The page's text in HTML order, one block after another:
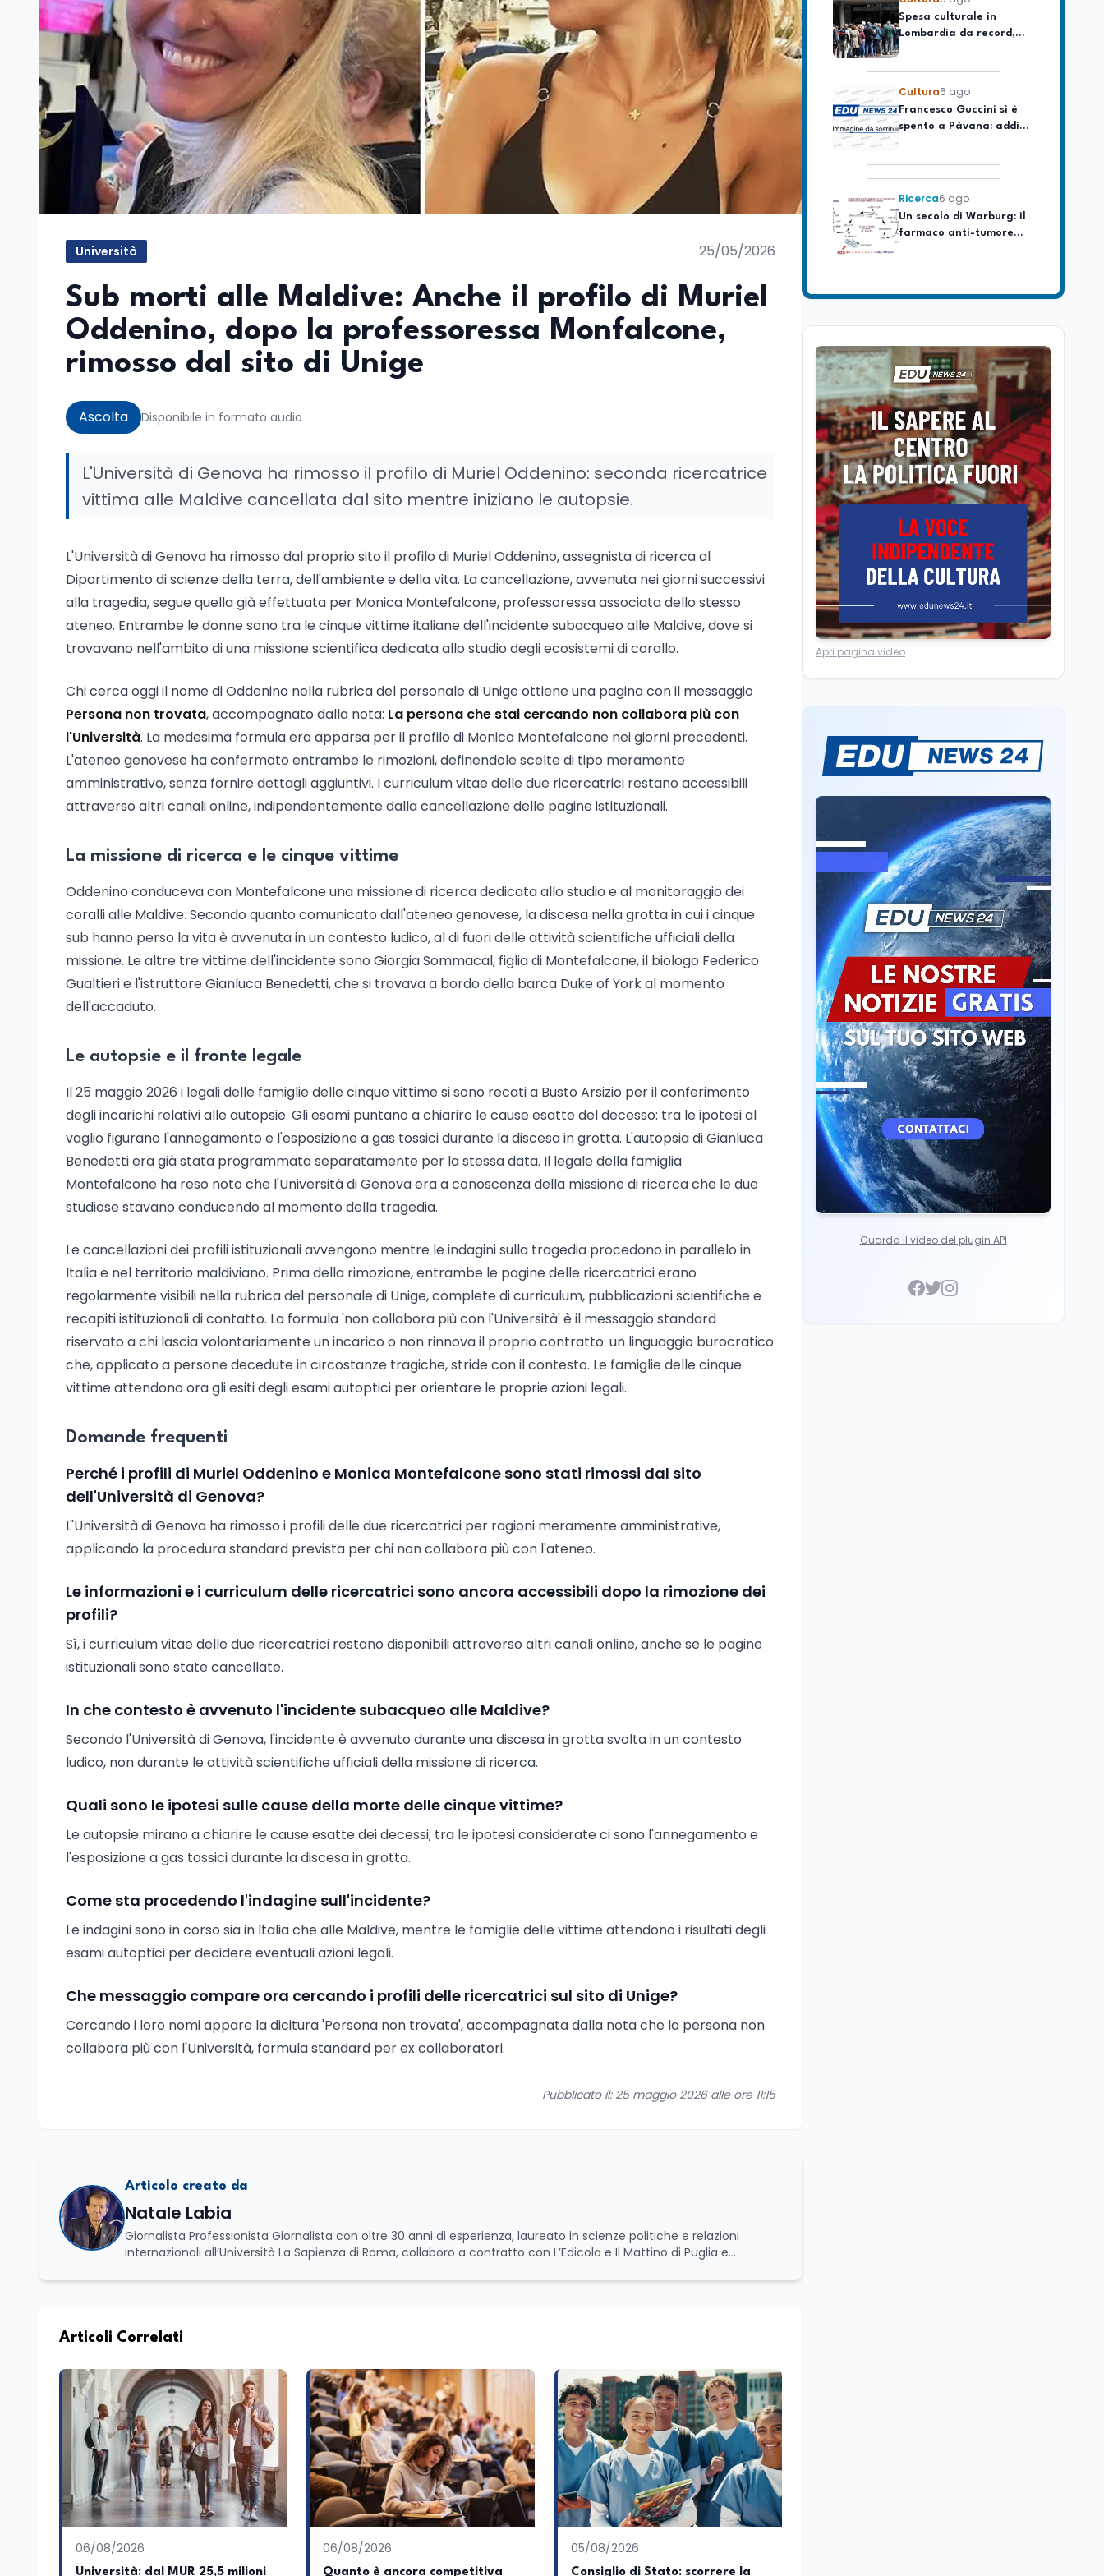
Università 25/05/2026
Sub morti alle Maldive: Anche il profilo di Muriel
Oddenino, dopo la professoressa Monfalcone,
rimosso dal sito di Unige
Ascolta Disponibile in formato audio
L'Università di Genova ha rimosso il profilo di Muriel Oddenino: seconda ricercatrice
vittima alle Maldive cancellata dal sito mentre iniziano le autopsie.
L'Università di Genova ha rimosso dal proprio sito il profilo di Muriel Oddenino, assegnista di ricerca al
Dipartimento di scienze della terra, dell'ambiente e della vita. La cancellazione, avvenuta nei giorni successivi
alla tragedia, segue quella già effettuata per Monica Montefalcone, professoressa associata dello stesso
ateneo. Entrambe le donne sono tra le cinque vittime italiane dell'incidente subacqueo alle Maldive, dove si
trovavano nell'ambito di una missione scientifica dedicata allo studio degli ecosistemi di corallo.
Chi cerca oggi il nome di Oddenino nella rubrica del personale di Unige ottiene una pagina con il messaggio
Persona non trovata, accompagnato dalla nota: La persona che stai cercando non collabora più con
l'Università. La medesima formula era apparsa per il profilo di Monica Montefalcone nei giorni precedenti.
L'ateneo genovese ha confermato entrambe le rimozioni, definendole scelte di tipo meramente
amministrativo, senza fornire dettagli aggiuntivi. I curriculum vitae delle due ricercatrici restano accessibili
attraverso altri canali online, indipendentemente dalla cancellazione delle pagine istituzionali.
La missione di ricerca e le cinque vittime
Oddenino conduceva con Montefalcone una missione di ricerca dedicata allo studio e al monitoraggio dei
coralli alle Maldive. Secondo quanto comunicato dall'ateneo genovese, la discesa nella grotta in cui i cinque
sub hanno perso la vita è avvenuta in un contesto ludico, al di fuori delle attività scientifiche ufficiali della
missione. Le altre tre vittime dell'incidente sono Giorgia Sommacal, figlia di Montefalcone, il biologo Federico
Gualtieri e l'istruttore Gianluca Benedetti, che si trovava a bordo della barca Duke of York al momento
dell'accaduto.
Le autopsie e il fronte legale
Il 25 maggio 2026 i legali delle famiglie delle cinque vittime si sono recati a Busto Arsizio per il conferimento
degli incarichi relativi alle autopsie. Gli esami puntano a chiarire le cause esatte del decesso: tra le ipotesi al
vaglio figurano l'annegamento e l'esposizione a gas tossici durante la discesa in grotta. L'autopsia di Gianluca
Benedetti era già stata programmata separatamente per la stessa data. Il legale della famiglia
Montefalcone ha reso noto che l'Università di Genova era a conoscenza della missione di ricerca che le due
studiose stavano conducendo al momento della tragedia.
Le cancellazioni dei profili istituzionali avvengono mentre le indagini sulla tragedia procedono in parallelo in
Italia e nel territorio maldiviano. Prima della rimozione, entrambe le pagine delle ricercatrici erano
regolarmente visibili nella rubrica del personale di Unige, complete di curriculum, pubblicazioni scientifiche e
recapiti istituzionali di contatto. La formula 'non collabora più con l'Università' è il messaggio standard
riservato a chi lascia volontariamente un incarico o non rinnova il proprio contratto: un linguaggio burocratico
che, applicato a persone decedute in circostanze tragiche, stride con il contesto. Le famiglie delle cinque
vittime attendono ora gli esiti degli esami autoptici per orientare le proprie azioni legali.
Domande frequenti
Perché i profili di Muriel Oddenino e Monica Montefalcone sono stati rimossi dal sito
dell'Università di Genova?
L'Università di Genova ha rimosso i profili delle due ricercatrici per ragioni meramente amministrative,
applicando la procedura standard prevista per chi non collabora più con l'ateneo.
Le informazioni e i curriculum delle ricercatrici sono ancora accessibili dopo la rimozione dei
profili?
Sì, i curriculum vitae delle due ricercatrici restano disponibili attraverso altri canali online, anche se le pagine
istituzionali sono state cancellate.
In che contesto è avvenuto l'incidente subacqueo alle Maldive?
Secondo l'Università di Genova, l'incidente è avvenuto durante una discesa in grotta svolta in un contesto
ludico, non durante le attività scientifiche ufficiali della missione di ricerca.
Quali sono le ipotesi sulle cause della morte delle cinque vittime?
Le autopsie mirano a chiarire le cause esatte dei decessi; tra le ipotesi considerate ci sono l'annegamento e
l'esposizione a gas tossici durante la discesa in grotta.
Come sta procedendo l'indagine sull'incidente?
Le indagini sono in corso sia in Italia che alle Maldive, mentre le famiglie delle vittime attendono i risultati degli
esami autoptici per decidere eventuali azioni legali.
Che messaggio compare ora cercando i profili delle ricercatrici sul sito di Unige?
Cercando i loro nomi appare la dicitura 'Persona non trovata', accompagnata dalla nota che la persona non
collabora più con l'Università, formula standard per ex collaboratori.
Pubblicato il: 25 maggio 2026 alle ore 11:15
Articolo creato da
Natale Labia
Giornalista Professionista Giornalista con oltre 30 anni di esperienza, laureato in scienze politiche e relazioni
internazionali all’Università La Sapienza di Roma, collaboro a contratto con L’Edicola e Il Mattino di Puglia e
dell’Istruzione. In particolare, scrivendo delle attività istituzionali con un focus sia sulle iniziative e sui programmi
unico di Italialab srl con cui curo uffici stampa pubblici e privati e sviluppo programmi di valorizzazione culturale e
scritto i volumi Il sindaco di Tutti, edito da Il Castello editore e Dal Rosso al Nero. Ho partecipato al volume
collettivo edito dalla Fondazione Tatarella e da Giubilei Regnani editore sui trent’anni dalla fondazione di Alleanza
nazionale. Per tre legislature sono stato collaboratore parlamentare occupandomi di legge di bilancio e di
politiche agroalimentari con particolare riferimento all’export del Made in Italy e al contrasto dell’Italian sounding,
collaborando con le Camera di commercio italiane all’estero. Appassionato di storia, di sociologia e di costume,
spesso racconto all’interno delle collaborazioni giornalistiche i cambiamenti della società italiana e internazionale
attraverso gli usi, le abitudini e i protagonisti che hanno accompagnato negli anni lo sviluppo e la crescita sociale
e culturale. Pugliese di nascita, vivo a Roma o in un ipotetico altrove.
Articoli Correlati
06/08/2026
Università: dal MUR 25,5 milioni
06/08/2026
Quanto è ancora competitiva
05/08/2026
Consiglio di Stato: scorrere la
Lombardia da record,
ma la voragine Nord-
Cultura6 ago
Francesco Guccini si è
spento a Pàvana: addio
al Maestrone
Ricerca6 ago
Un secolo di Warburg: il
farmaco anti-tumore
che accende la glicolisi
Scuola6 ago
Posizioni economiche
ATA: la matematica
degli arretrati fino a
4.150 euro
Cultura6 ago
Spesa culturale in
Lombardia da record,
ma la voragine Nord-
Sud triplica
Cultura6 ago
Francesco Guccini si è
spento a Pàvana: addio
Ricerca6 ago
Un secolo di Warburg: il
Ricerca
Il rivelatore che 'vede' i
reattori spenti
Scuola6 ago
Posizioni economiche
ATA: la matematica
degli arretrati fino a
4.150 euro
Cultura6 ago
Spesa culturale in
Lombardia da record,
ma la voragine Nord-
Sud triplica
Cultura 6 ago
Francesco Guccini si è
spento a Pàvana: addio
al Maestrone
Apri pagina video
Guarda il video del plugin API